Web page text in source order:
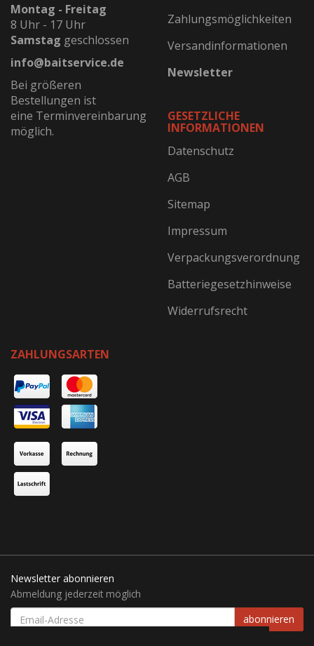
Montag - Freitag
8 Uhr - 17 Uhr
Samstag geschlossen
info@baitservice.de
Bei größeren
Bestellungen ist
eine Terminvereinbarung
möglich.
Zahlungsmöglichkeiten
Versandinformationen
Newsletter
GESETZLICHE
INFORMATIONEN
Datenschutz
AGB
Sitemap
Impressum
Verpackungsverordnung
Batteriegesetzhinweise
Widerrufsrecht
ZAHLUNGSARTEN
Newsletter abonnieren
Abmeldung jederzeit möglich
EMAIL-
ADRESSE
abonnieren